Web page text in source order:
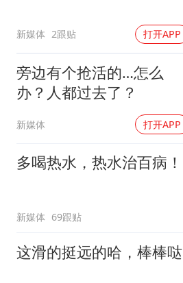
新媒体 2跟贴 打开APP
旁边有个抢活的…怎么
办？人都过去了？
新媒体 打开APP
多喝热水，热水治百病！
新媒体 69跟贴
这滑的挺远的哈，棒棒哒